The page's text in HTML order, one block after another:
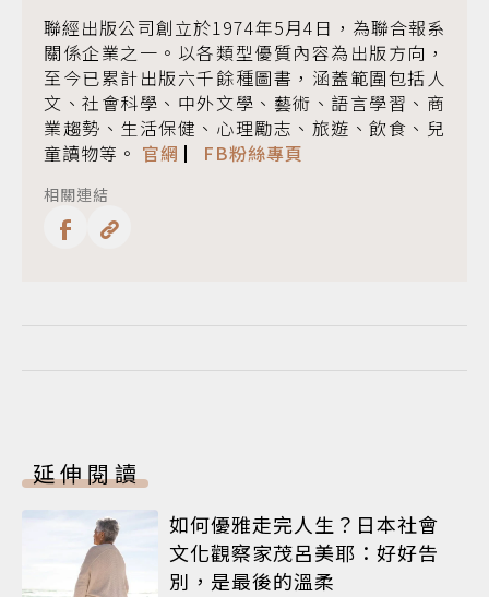
聯經出版公司創立於1974年5月4日，為聯合報系
關係企業之一。以各類型優質內容為出版方向，
至今已累計出版六千餘種圖書，涵蓋範圍包括人
文、社會科學、中外文學、藝術、語言學習、商
業趨勢、生活保健、心理勵志、旅遊、飲食、兒
童讀物等。 官網 ▏ FB粉絲專頁
相關連結
延伸閱讀
如何優雅走完人生？日本社會
文化觀察家茂呂美耶：好好告
別，是最後的溫柔